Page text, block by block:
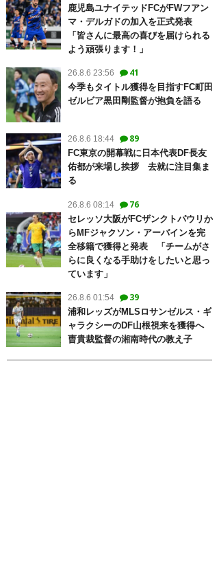
鹿児島ユナイテッドFCがFWフアン
マ・デルガドの加入を正式発表
「皆さんに最高の喜びを届けられる
よう頑張ります！」
26.8.6 23:56 41
今季もタイトル獲得を目指すFC町田
ゼルビア黒田剛監督が抱負を語る
26.8.6 18:44 89
FC東京の開幕戦に日本代表DF長友
佑都が来場し挨拶 去就に注目集ま
る
26.8.6 08:14 76
セレッソ大阪がFCザンクトパウリか
らMFジャクソン・アーバインを完
全移籍で獲得と発表 「チームがさ
らに良くなる手助けをしたいと思っ
ています」
26.8.6 01:54 39
浦和レッズがMLSロサンゼルス・ギ
ャラクシーのDF山根視来を獲得へ
曺貴裁監督の湘南時代の教え子